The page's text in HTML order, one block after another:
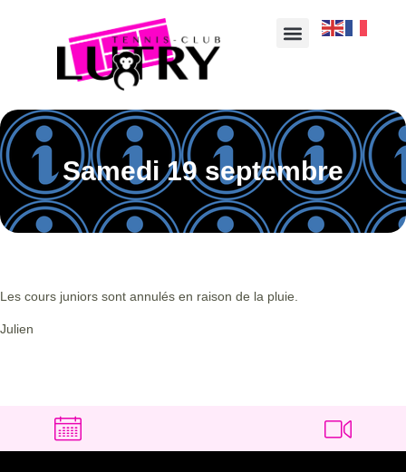
Samedi 19 septembre
Les cours juniors sont annulés en raison de la pluie.
Julien